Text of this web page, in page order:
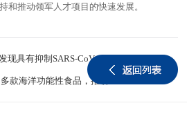
和推动领军人才项目的快速发展。
SARS-CoV-2活性的海洋硫酸化多糖
性食品，推动我国海洋食品产业升级